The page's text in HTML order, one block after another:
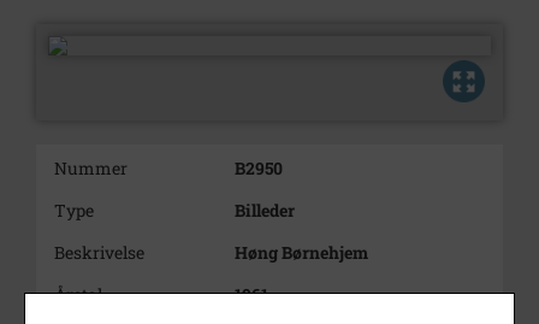
Nummer
B2950
Type
Billeder
Beskrivelse
Høng Børnehjem
Årstal
1961